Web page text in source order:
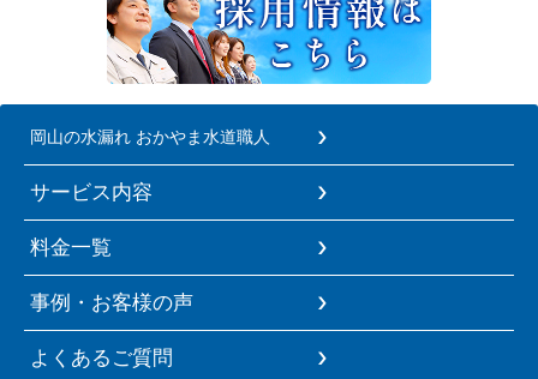
岡山の水漏れ おかやま水道職人
サービス内容
料金一覧
事例・お客様の声
よくあるご質問